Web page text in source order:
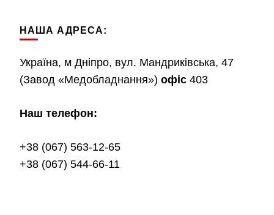
НАША АДРЕСА:
Україна, м Дніпро, вул. Мандриківська, 47
(Завод «Медобладнання») офіс 403
Наш телефон:
+38 (067) 563-12-65
+38 (067) 544-66-11